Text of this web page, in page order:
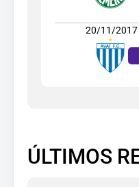
20/11/2017
ÚLTIMOS